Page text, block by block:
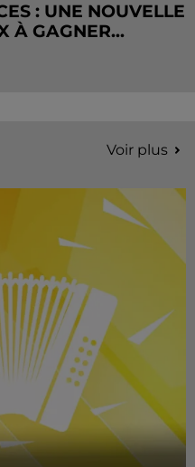
: UNE NOUVELLE
À GAGNER...
Voir plus